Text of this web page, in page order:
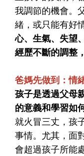
我調節的機會。
緒，或只能有好
心、生氣、失望
經歷不斷的調整
爸媽先做到：情
孩子是透過父母
的意義和學習如
就火冒三丈，孩
事情。尤其，面
會超過孩子所能